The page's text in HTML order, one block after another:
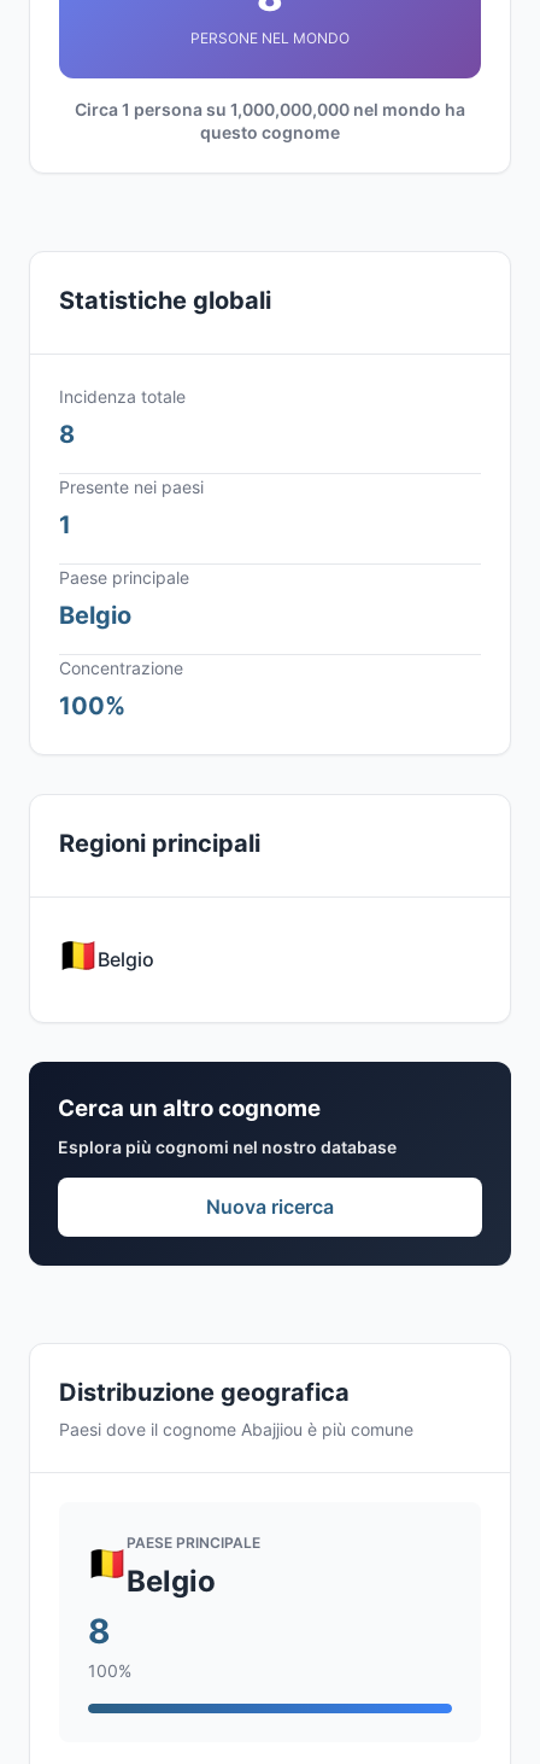
PERSONE NEL MONDO
Circa 1 persona su 1,000,000,000 nel mondo ha
questo cognome
Distribuzione geografica
Paesi dove il cognome Abajjiou è più comune
PAESE PRINCIPALE
Belgio
8
100%
Statistiche globali
Incidenza totale
8
Presente nei paesi
1
Paese principale
Belgio
Concentrazione
100%
Regioni principali
Belgio
Cerca un altro cognome
Esplora più cognomi nel nostro database
Nuova ricerca